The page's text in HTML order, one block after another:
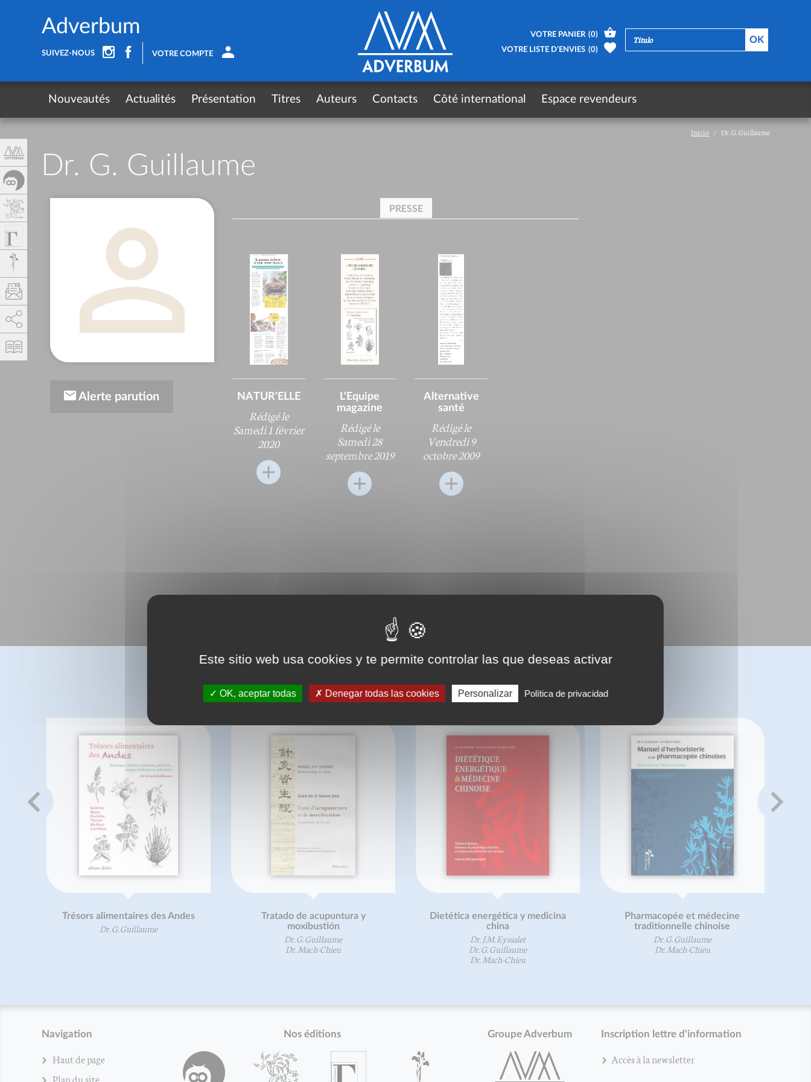
Inicio Dr. G. Guillaume
Dr. G. Guillaume
Alerte parution
PRESSE
NATUR'ELLE
Rédigé le
Samedi 1 février
2020
L'Equipe
magazine
Rédigé le
Samedi 28
septembre 2019
Alternative
santé
Rédigé le
Vendredi 9
octobre 2009
BIBLIOGRAPHIE
Trésors alimentaires des Andes
Dr. G. Guillaume
Tratado de acupuntura y
moxibustión
Dr. G. Guillaume
Dr. Mach-Chieu
Dietética energética y medicina
china
Dr. J.M. Eyssalet
Dr. G. Guillaume
Dr. Mach-Chieu
Pharmacopée et médecine
traditionnelle chinoise
Dr. G. Guillaume
Dr. Mach-Chieu
Navigation
Haut de page
Plan du site
Nos éditions Groupe Adverbum Inscription lettre d'information
Accès à la newsletter
Adverbum
SUIVEZ-NOUS VOTRE COMPTE
VOTRE PANIER (0)
VOTRE LISTE D’ENVIES (0)
Nouveautés Actualités Présentation Titres Auteurs Contacts Côté international Espace revendeurs
Este sitio web usa cookies y te permite controlar las que deseas activar
OK, aceptar todas Denegar todas las cookies Personalizar Política de privacidad